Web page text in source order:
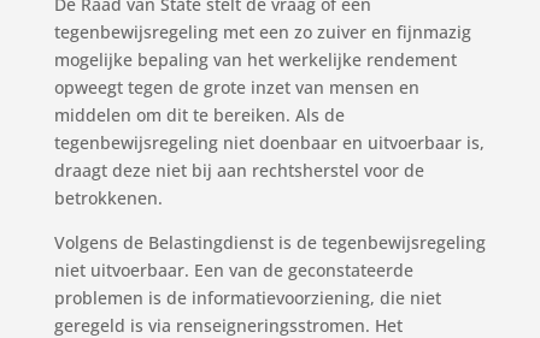
tegenbewijsregeling met een zo zuiver en fijnmazig
mogelijke bepaling van het werkelijke rendement
opweegt tegen de grote inzet van mensen en
middelen om dit te bereiken. Als de
tegenbewijsregeling niet doenbaar en uitvoerbaar is,
draagt deze niet bij aan rechtsherstel voor de
betrokkenen.
Volgens de Belastingdienst is de tegenbewijsregeling
niet uitvoerbaar. Een van de geconstateerde
problemen is de informatievoorziening, die niet
geregeld is via renseigneringsstromen. Het